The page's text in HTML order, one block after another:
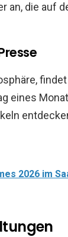
an, die auf
eines
2026 im